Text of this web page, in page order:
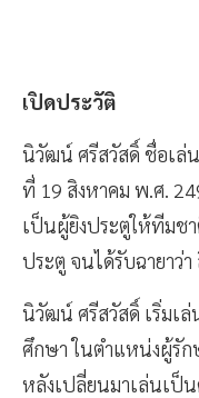
เปิดประวัติ
นิวัฒน์ ศรีสวัสดิ์ ชื่อเล่
ที่ 19 สิงหาคม พ.ศ.
เป็นผู้ยิงประตูให้ทีมช
ประตู จนได้รับฉายาว่
นิวัฒน์ ศรีสวัสดิ์ เริ่มเ
ศึกษา ในตำแหน่งผู้รัก
หลังเปลี่ยนมาเล่นเป็